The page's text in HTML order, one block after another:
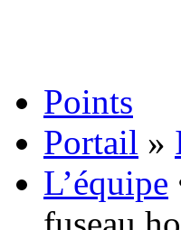
Points
Portail »
L’équipe